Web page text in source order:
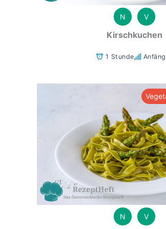
N V
Kirschkuchen
1 Stunde
N V